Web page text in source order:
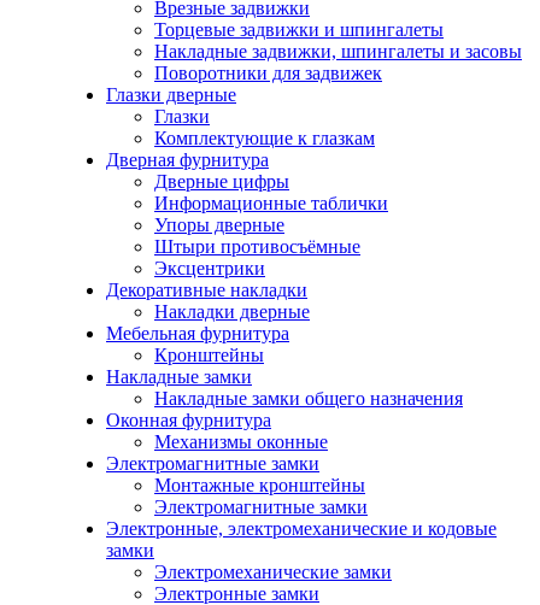
Врезные задвижки
Торцевые задвижки и шпингалеты
Накладные задвижки, шпингалеты и засовы
Поворотники для задвижек
Глазки дверные
Глазки
Комплектующие к глазкам
Дверная фурнитура
Дверные цифры
Информационные таблички
Упоры дверные
Штыри противосъёмные
Эксцентрики
Декоративные накладки
Накладки дверные
Мебельная фурнитура
Кронштейны
Накладные замки
Накладные замки общего назначения
Оконная фурнитура
Механизмы оконные
Электромагнитные замки
Монтажные кронштейны
Электромагнитные замки
Электронные, электромеханические и кодовые
замки
Электромеханические замки
Электронные замки